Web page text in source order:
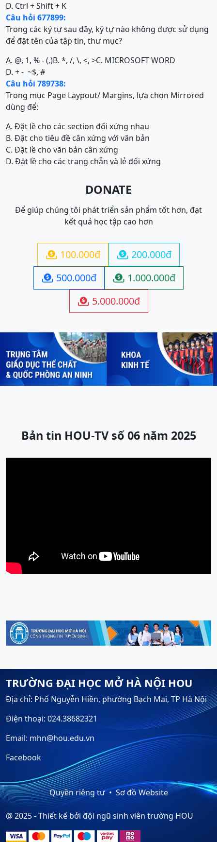
D. Ctrl + Shift + K
Câu hỏi 677899:
Trong các ký tự sau đây, ký tự nào không được sử dụng
để đặt tên của tập tin, thư mục?
A. @, 1, % - (,)B. *, /, \, <, >C. MICROSOFT WORD
D. + - ~$, #
Câu hỏi 789738:
Trong mục Page Laypout/ Margins, lựa chọn Mirrored
dùng để:
A. Đặt lề cho các section đối xứng nhau
B. Đặt cho tiêu đề cân xứng với văn bản
C. Đặt lề cho văn bản cân xứng
D. Đặt lề cho các trang chẵn và lẻ đối xứng
DONATE
Để giúp chúng tôi phát triển sản phẩm tốt hơn, đạt
kết quả học tập cao hơn
 100.000đ  200.000đ
 500.000đ  1.000.000đ
 5.000.000đ
Previous Next
Bản tin HOU-TV số 06 năm 2025
TRƯỜNG ĐẠI HỌC MỞ HÀ NỘI HOU
Địa chỉ: Phố Nguyễn Hiền, phường Bạch Mai, TP Hà Nội
Điện thoại: 024.38682321
Email: mhn@hou.edu.vn
Facebook
Quyền riêng tư Sơ đồ Website
@ 2025 - Thiết kế bởi đội ngũ sinh viên trường HOU